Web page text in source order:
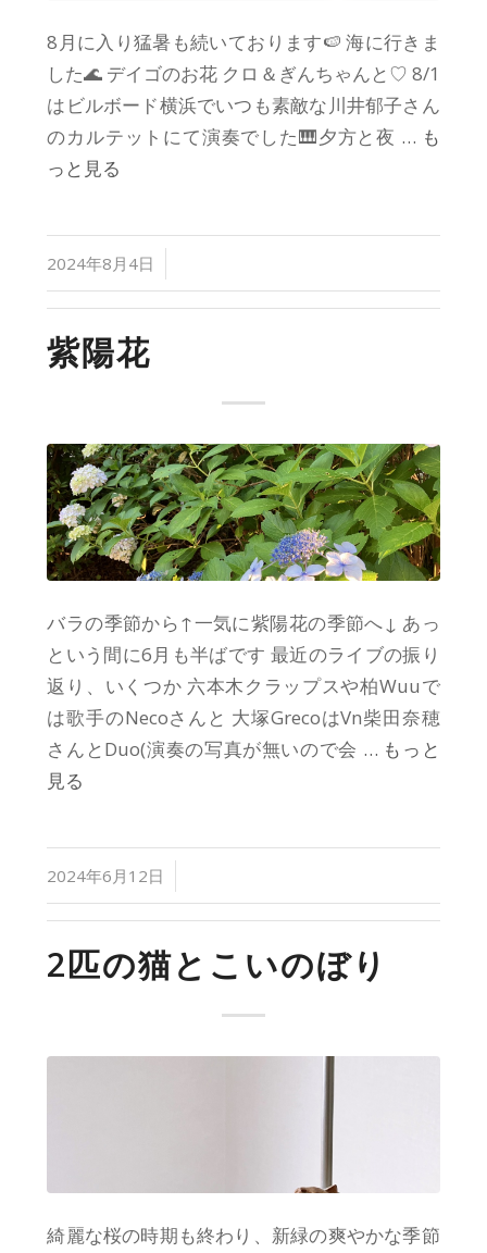
8月に入り猛暑も続いております🍉 海に行きま
した🌊 デイゴのお花 クロ＆ぎんちゃんと♡ 8/1
はビルボード横浜でいつも素敵な川井郁子さん
のカルテットにて演奏でした🎹夕方と夜 … も
っと見る
2024年8月4日
紫陽花
バラの季節から↑一気に紫陽花の季節へ↓ あっ
という間に6月も半ばです 最近のライブの振り
返り、いくつか 六本木クラップスや柏Wuuで
は歌手のNecoさんと 大塚GrecoはVn柴田奈穂
さんとDuo(演奏の写真が無いので会 … もっと
見る
2024年6月12日
2匹の猫とこいのぼり
綺麗な桜の時期も終わり、新緑の爽やかな季節